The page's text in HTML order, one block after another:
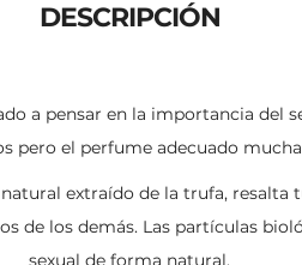
n
DESCRIPCIÓN
a pensar en la importancia del
pero el perfume adecuado
extraído de la trufa,
de los demás. Las partículas
sexual de forma natural.